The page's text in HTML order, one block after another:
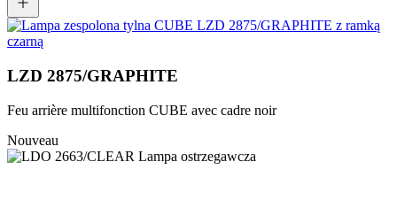
LZD 2875/GRAPHITE
Feu arrière multifonction CUBE avec cadre noir
Nouveau